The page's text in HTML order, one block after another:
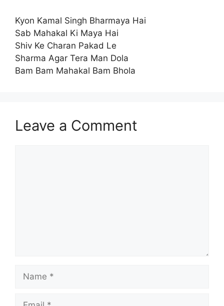
Kyon Kamal Singh Bharmaya Hai
Sab Mahakal Ki Maya Hai
Shiv Ke Charan Pakad Le
Sharma Agar Tera Man Dola
Bam Bam Mahakal Bam Bhola
Leave a Comment
Name
Email